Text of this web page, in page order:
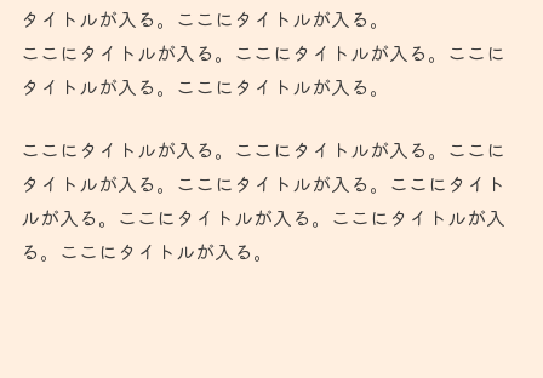
タイトルが入る。ここにタイトルが入る。
ここにタイトルが入る。ここにタイトルが入る。ここに
タイトルが入る。ここにタイトルが入る。
ここにタイトルが入る。ここにタイトルが入る。ここに
タイトルが入る。ここにタイトルが入る。ここにタイト
ルが入る。ここにタイトルが入る。ここにタイトルが入
る。ここにタイトルが入る。